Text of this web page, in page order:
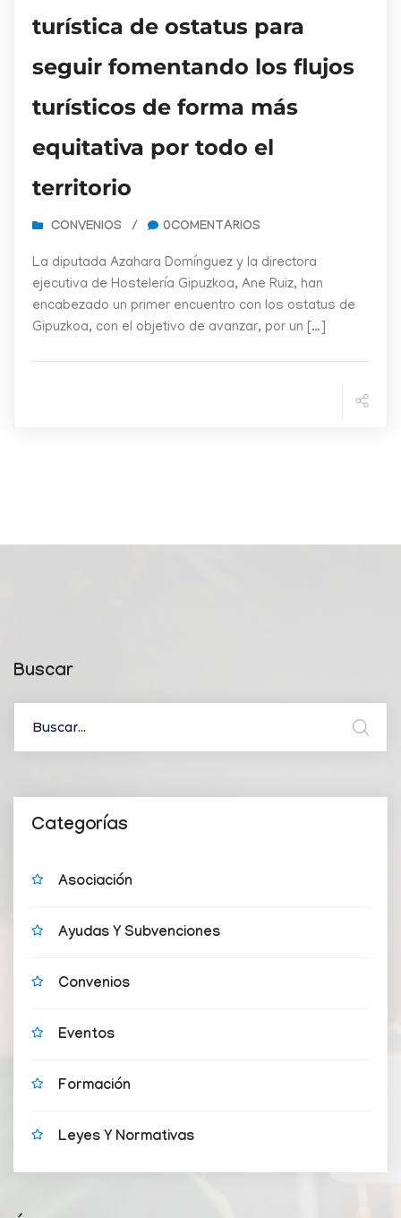
turística de ostatus para
seguir fomentando los flujos
turísticos de forma más
equitativa por todo el
territorio
CONVENIOS / 0COMENTARIOS
La diputada Azahara Domínguez y la directora
ejecutiva de Hostelería Gipuzkoa, Ane Ruiz, han
encabezado un primer encuentro con los ostatus de
Gipuzkoa, con el objetivo de avanzar, por un […]
Buscar
Categorías
Asociación
Ayudas Y Subvenciones
Convenios
Eventos
Formación
Leyes Y Normativas